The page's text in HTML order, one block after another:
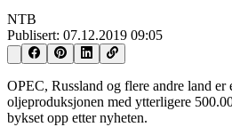
NTB
Publisert: 07.12.2019 09:05
OPEC, Russland og flere andre land er
oljeproduksjonen med ytterligere
bykset opp etter nyheten.